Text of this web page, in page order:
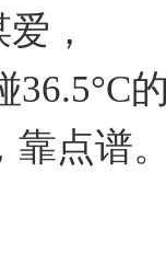
，
36.5°C
靠点谱